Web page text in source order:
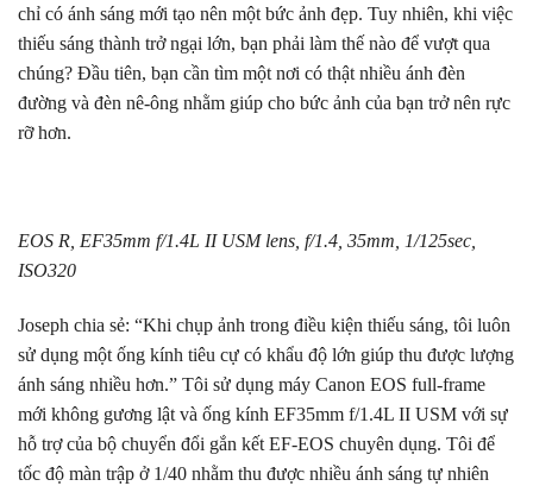
chỉ có ánh sáng mới tạo nên một bức ảnh đẹp. Tuy nhiên, khi việc
thiếu sáng thành trở ngại lớn, bạn phải làm thế nào để vượt qua
chúng? Đầu tiên, bạn cần tìm một nơi có thật nhiều ánh đèn
đường và đèn nê-ông nhằm giúp cho bức ảnh của bạn trở nên rực
rỡ hơn.
EOS R, EF35mm f/1.4L II USM lens, f/1.4, 35mm, 1/125sec,
ISO320
Joseph chia sẻ: “Khi chụp ảnh trong điều kiện thiếu sáng, tôi luôn
sử dụng một ống kính tiêu cự có khẩu độ lớn giúp thu được lượng
ánh sáng nhiều hơn.” Tôi sử dụng máy Canon EOS full-frame
mới không gương lật và ống kính EF35mm f/1.4L II USM với sự
hỗ trợ của bộ chuyển đổi gắn kết EF-EOS chuyên dụng. Tôi để
tốc độ màn trập ở 1/40 nhằm thu được nhiều ánh sáng tự nhiên